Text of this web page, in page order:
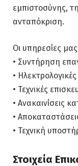
εμπιστοσύνης,
ανταπόκριση.
Οι υπηρεσίες
• Συντήρηση
•
• Τεχνικές
• Ανακαινίσεις
•
• Τεχνική
Στοιχεία